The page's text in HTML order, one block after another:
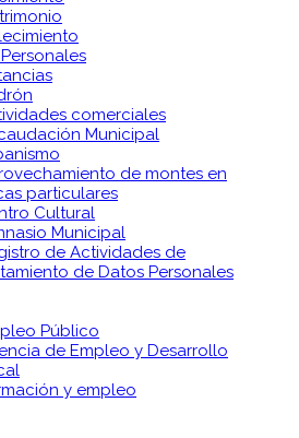
comerciales
Municipal
de montes en
particulares
Cultural
Municipal
de Actividades de
de Datos Personales
Público
de Empleo y Desarrollo
y empleo